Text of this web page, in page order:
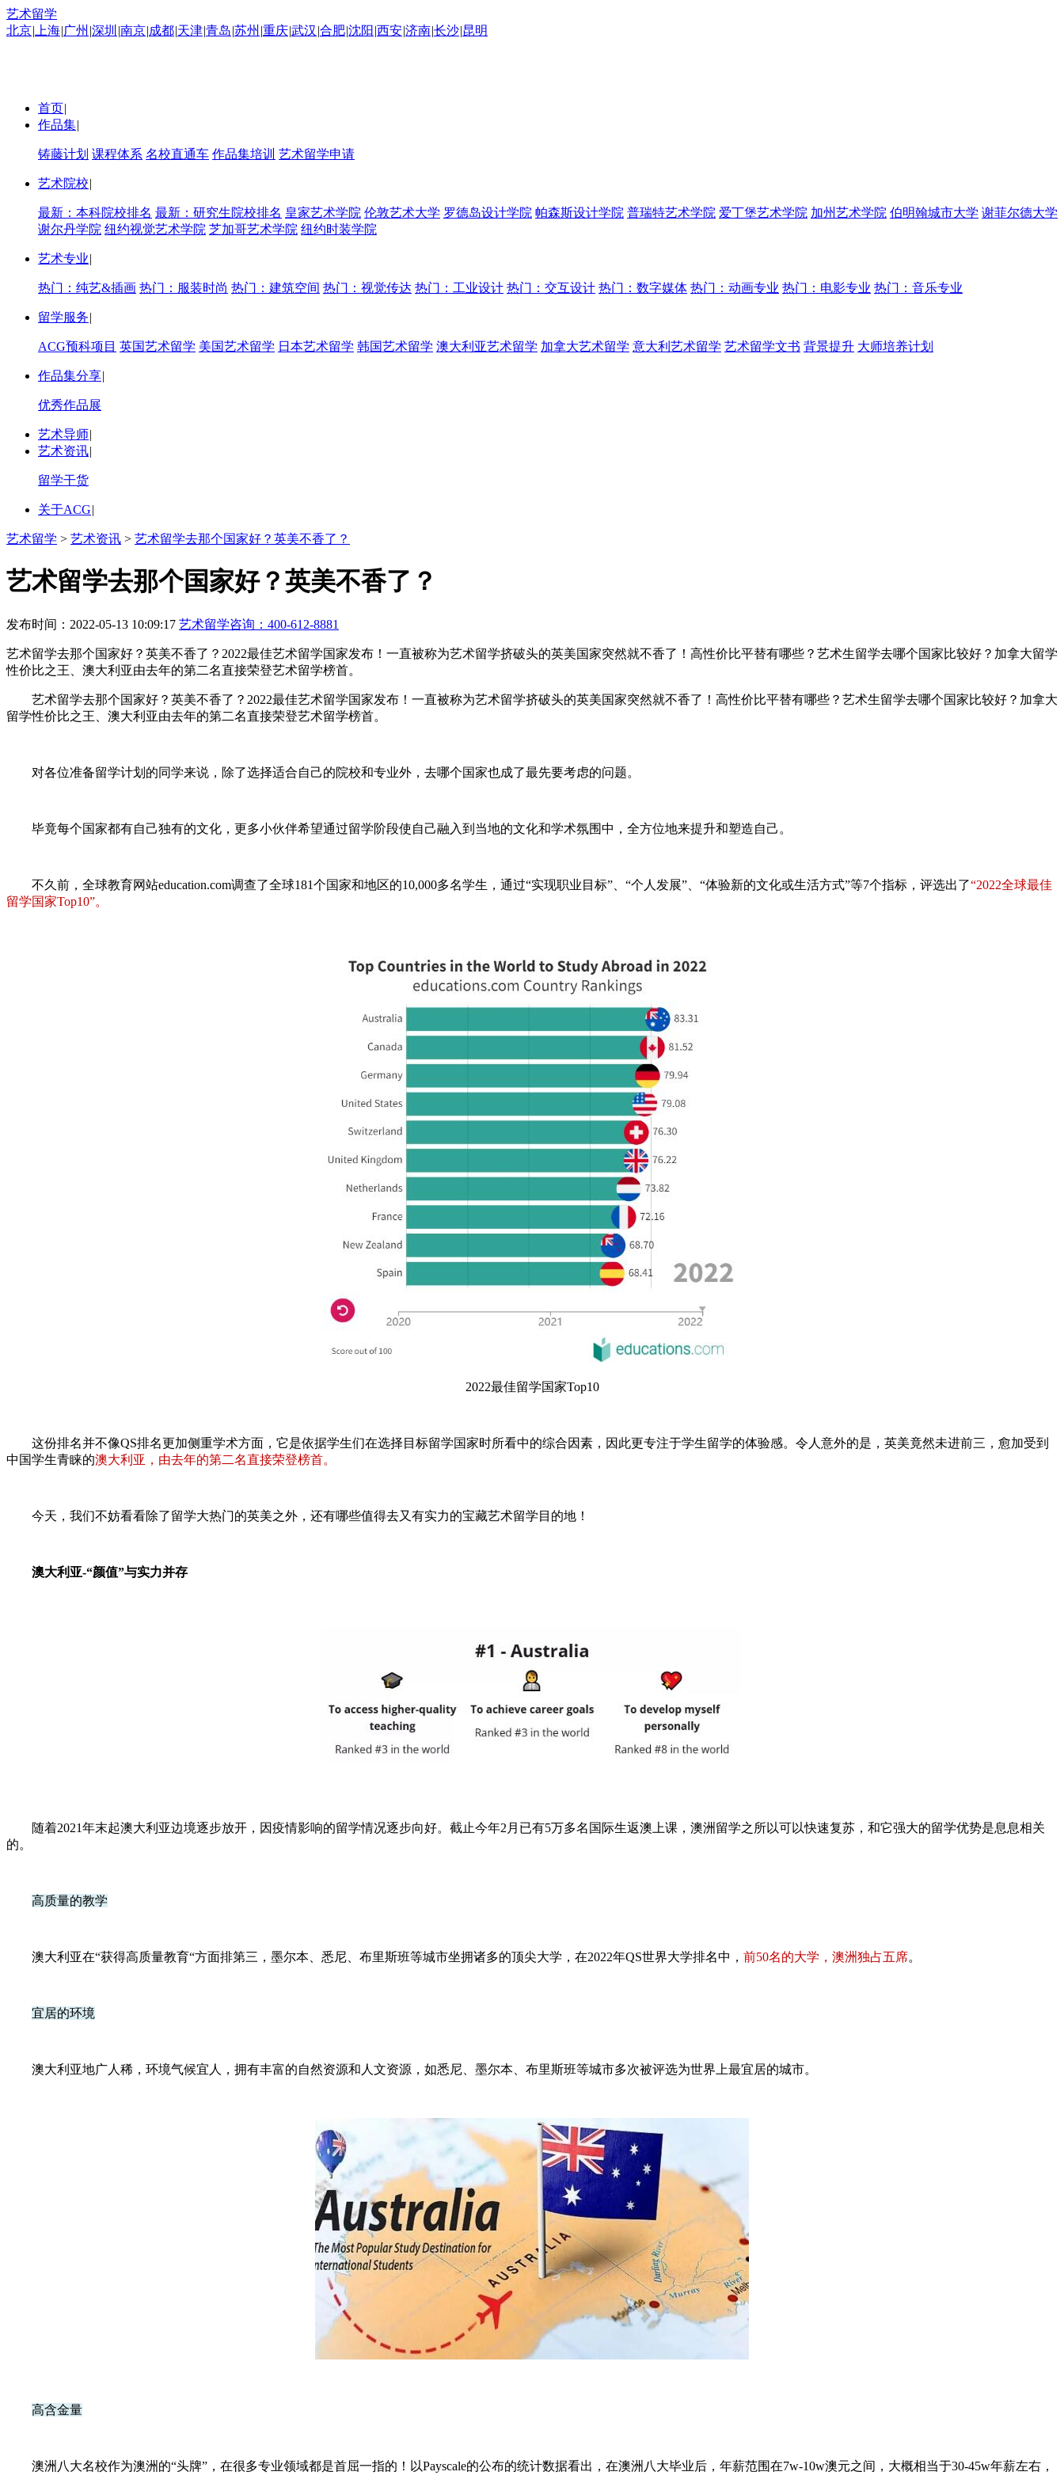
艺术留学
北京| 上海|广州 |深圳 |南京|成都|天津|青岛|苏州 |重庆|武汉 |合肥|沈阳 |西安|济南|长沙|昆明
首页|
作品集|
铸藤计划 课程体系 名校直通车 作品集培训 艺术留学申请
艺术院校|
最新：本科院校排名 最新：研究生院校排名 皇家艺术学院 伦敦艺术大学 罗德岛设计学院 帕森斯设计学院 普瑞特艺术学院 爱丁堡艺术学院 加州艺术学院 伯明翰城市大学 谢菲尔德大学
谢尔丹学院 纽约视觉艺术学院 芝加哥艺术学院 纽约时装学院
艺术专业|
热门：纯艺&插画 热门：服装时尚 热门：建筑空间 热门：视觉传达 热门：工业设计 热门：交互设计 热门：数字媒体 热门：动画专业 热门：电影专业 热门：音乐专业
留学服务|
ACG预科项目 英国艺术留学 美国艺术留学 日本艺术留学 韩国艺术留学 澳大利亚艺术留学 加拿大艺术留学 意大利艺术留学 艺术留学文书 背景提升 大师培养计划
作品集分享|
优秀作品展
艺术导师|
艺术资讯|
留学干货
关于ACG|
艺术留学 > 艺术资讯 > 艺术留学去那个国家好？英美不香了？
艺术留学去那个国家好？英美不香了？
发布时间：2022-05-13 10:09:17 艺术留学咨询： 400-612-8881
艺术留学去那个国家好？英美不香了？2022最佳艺术留学国家发布！一直被称为艺术留学挤破头的英美国家突然就不香了！高性价比平替有哪些？艺术生留学去哪个国家比较好？加拿大留学
性价比之王、澳大利亚由去年的第二名直接荣登艺术留学榜首。
艺术留学去那个国家好？英美不香了？2022最佳艺术留学国家发布！一直被称为艺术留学挤破头的英美国家突然就不香了！高性价比平替有哪些？艺术生留学去哪个国家比较好？加拿大
留学性价比之王、澳大利亚由去年的第二名直接荣登艺术留学榜首。
对各位准备留学计划的同学来说，除了选择适合自己的院校和专业外，去哪个国家也成了最先要考虑的问题。
毕竟每个国家都有自己独有的文化，更多小伙伴希望通过留学阶段使自己融入到当地的文化和学术氛围中，全方位地来提升和塑造自己。
不久前，全球教育网站education.com调查了全球181个国家和地区的10,000多名学生，通过“实现职业目标”、“个人发展”、“体验新的文化或生活方式”等7个指标，评选出了“2022全球最佳
留学国家Top10”。
2022最佳留学国家Top10
这份排名并不像QS排名更加侧重学术方面，它是依据学生们在选择目标留学国家时所看中的综合因素，因此更专注于学生留学的体验感。令人意外的是，英美竟然未进前三，愈加受到
中国学生青睐的澳大利亚，由去年的第二名直接荣登榜首。
今天，我们不妨看看除了留学大热门的英美之外，还有哪些值得去又有实力的宝藏艺术留学目的地！
澳大利亚-“颜值”与实力并存
随着2021年末起澳大利亚边境逐步放开，因疫情影响的留学情况逐步向好。截止今年2月已有5万多名国际生返澳上课，澳洲留学之所以可以快速复苏，和它强大的留学优势是息息相关
的。
高质量的教学
澳大利亚在“获得高质量教育“方面排第三，墨尔本、悉尼、布里斯班等城市坐拥诸多的顶尖大学，在2022年QS世界大学排名中， 前50名的大学，澳洲独占五席。
宜居的环境
澳大利亚地广人稀，环境气候宜人，拥有丰富的自然资源和人文资源，如悉尼、墨尔本、布里斯班等城市多次被评选为世界上最宜居的城市。
高含金量
澳洲八大名校作为澳洲的“头牌”，在很多专业领域都是首屈一指的！以Payscale的公布的统计数据看出，在澳洲八大毕业后，年薪范围在7w-10w澳元之间，大概相当于30-45w年薪左右，